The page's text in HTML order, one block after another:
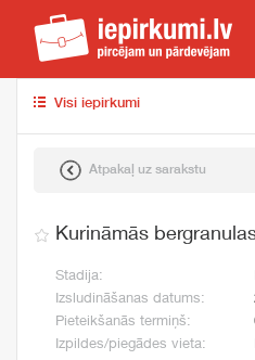
Visi iepirkumi
Atpakaļ uz sarakstu
Kurināmās
Stadija:
Izsludināšanas datums:
Pieteikšanās termiņš:
Izpildes/piegādes vieta: